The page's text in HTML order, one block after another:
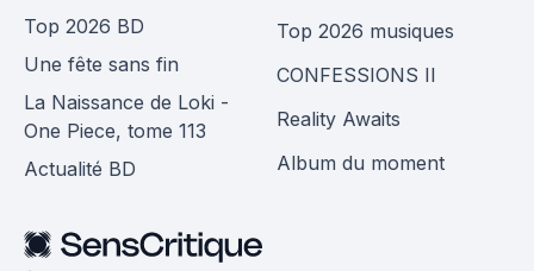
Top 2026 BD
Une fête sans fin
La Naissance de Loki -
One Piece, tome 113
Actualité BD
Top 2026 musiques
CONFESSIONS II
Reality Awaits
Album du moment